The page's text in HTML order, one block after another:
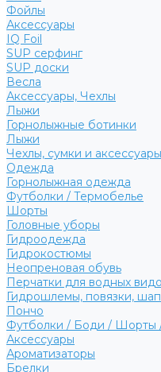
Фойлы
Аксессуары
IQ Foil
SUP серфинг
SUP доски
Весла
Аксессуары, Чехлы
Лыжи
Горнолыжные ботинки
Лыжи
Чехлы, сумки и аксессуары
Одежда
Горнолыжная одежда
Футболки / Термобелье
Шорты
Головные уборы
Гидроодежда
Гидрокостюмы
Неопреновая обувь
Перчатки для водных
Гидрошлемы, повязки,
Пончо
Футболки / Боди /
Аксессуары
Ароматизаторы
Брелки